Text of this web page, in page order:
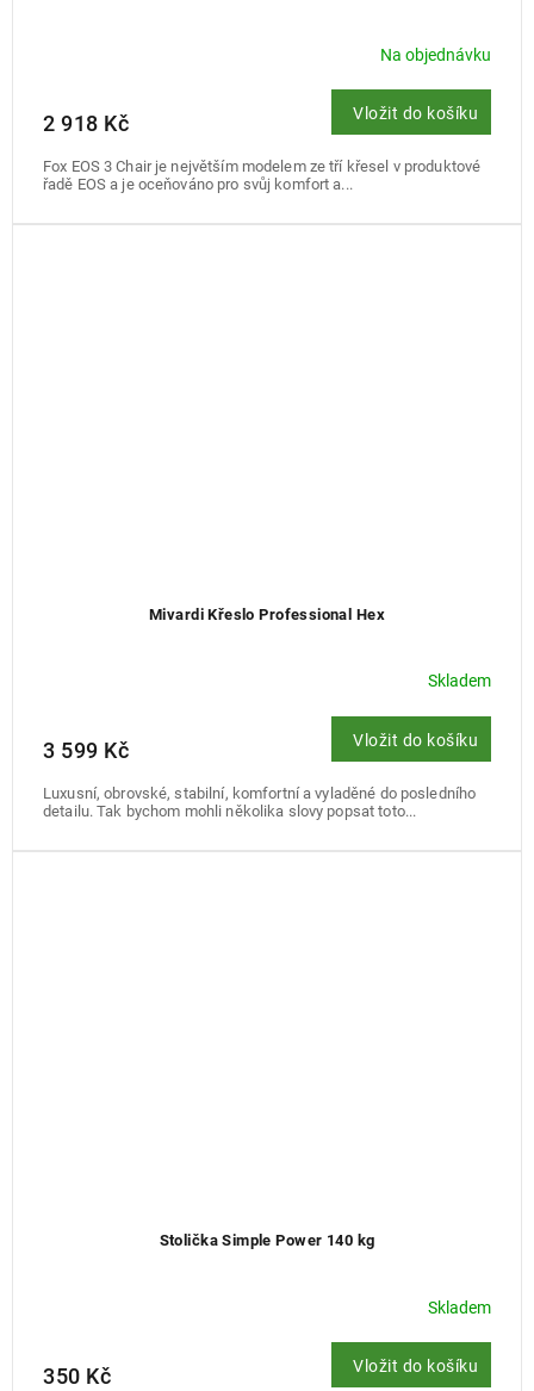
Na objednávku
2 918 Kč Vložit do košíku
Fox EOS 3 Chair je největším modelem ze tří křesel v produktové
řadě EOS a je oceňováno pro svůj komfort a...
Mivardi Křeslo Professional Hex
Skladem
3 599 Kč Vložit do košíku
Luxusní, obrovské, stabilní, komfortní a vyladěné do posledního
detailu. Tak bychom mohli několika slovy popsat toto...
Stolička Simple Power 140 kg
Skladem
350 Kč Vložit do košíku